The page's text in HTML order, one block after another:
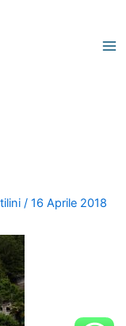
/ 16 Aprile 2018